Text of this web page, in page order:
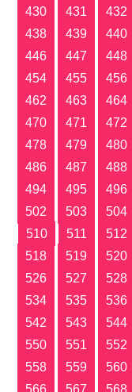
430
431 432
438
439 440
446
447 448
454
455 456
462
463 464
470
471 472
478
479 480
486
487 488
494
495 496
502
503 504
510
511 512
518
519 520
526
527 528
534
535 536
542
543 544
550
551 552
558
559 560
566
567 568